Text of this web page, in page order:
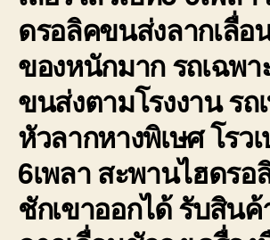
ดรอลิคขนส่งลากเลื่อ
ของหนักมาก รถเฉพา
ขนส่งตามโรงงาน รถ
หัวลากหางพิเษศ โรว
6เพลา สะพานไฮดรอ
ชักเขาออกได้ รับสิน